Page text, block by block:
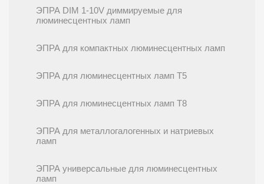
ЭПРА DIM 1-10V диммируемые для
люминесцентных ламп
ЭПРА для компактных люминесцентных ламп
ЭПРА для люминесцентных ламп T5
ЭПРА для люминесцентных ламп T8
ЭПРА для металлогалогенных и натриевых
ламп
ЭПРА универсальные для люминесцентных
ламп